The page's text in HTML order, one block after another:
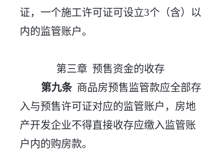
证，一个施工许可证可设立3个（含）以
内的监管账户。
第三章 预售资金的收存
第九条 商品房预售监管款应全部存
入与预售许可证对应的监管账户，房地
产开发企业不得直接收存应缴入监管账
户内的购房款。